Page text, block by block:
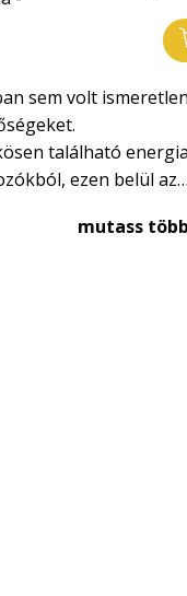
sem volt
található
ezen belül az
jellegű
mutass